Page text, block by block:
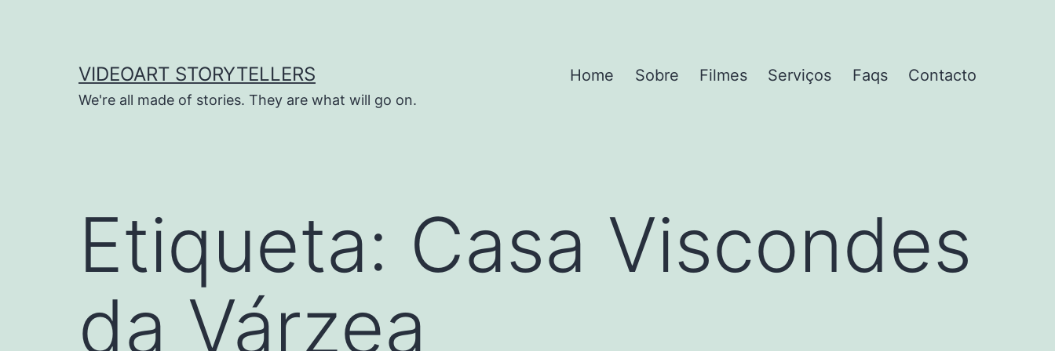
VIDEOART STORYTELLERS
We're all made of stories. They are what will go on.
Home Sobre Filmes Serviços Faqs Contacto
Etiqueta: Casa Viscondes
da Várzea